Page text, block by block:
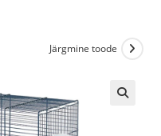
Järgmine toode